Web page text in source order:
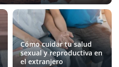
Cómo cuidar tu salud
sexual y reproductiva en
el extranjero